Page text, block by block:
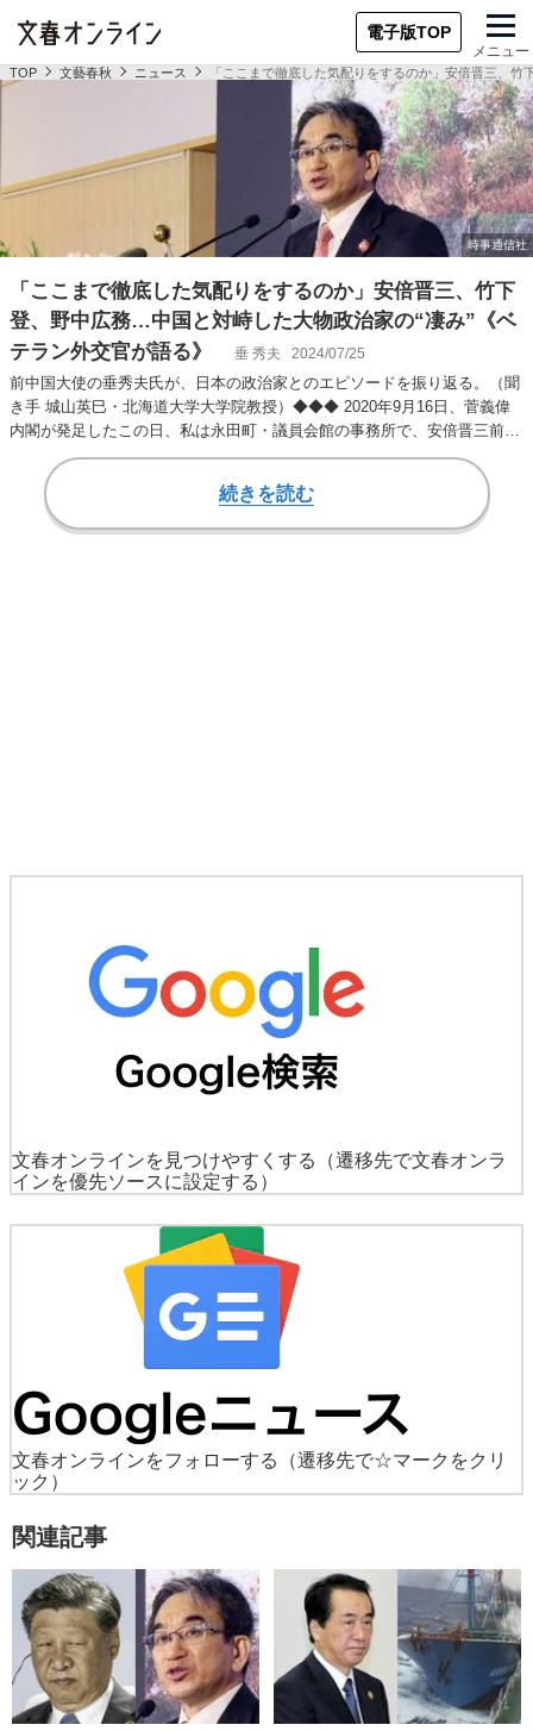
電子版TOP
メニュー
TOP 文藝春秋 ニュース 「ここまで徹底した気配りをするのか」安倍晋三、
「ここまで徹底した気配りをするのか」安倍晋三、竹下
登、野中広務…中国と対峙した大物政治家の“凄み”《ベ
テラン外交官が語る》
垂 秀夫 2024/07/25
前中国大使の垂秀夫氏が、日本の政治家とのエピソードを振り返る。（聞
き手 城山英巳・北海道大学大学院教授）◆◆◆ 2020年9月16日、菅義偉
内閣が発足したこの日、私は永田町・議員会館の事務所で、安倍晋三前総
理と向き合…
続きを読む
文春オンラインを見つけやすくする
（遷移先で文春オンラ
インを優先ソースに設定する）
文春オンラインをフォローする
（遷移先で☆マークをクリ
ック）
関連記事